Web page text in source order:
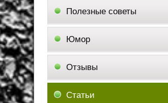
Полезные советы
Юмор
Отзывы
Статьи